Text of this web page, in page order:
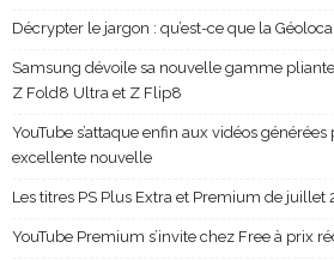
Décrypter le jargon : qu’est-ce que la
Samsung dévoile sa nouvelle gamme
Z Fold8 Ultra et Z Flip8
YouTube s’attaque enfin aux vidéos générées
excellente nouvelle
Les titres PS Plus Extra et Premium de juillet
YouTube Premium s’invite chez Free à prix